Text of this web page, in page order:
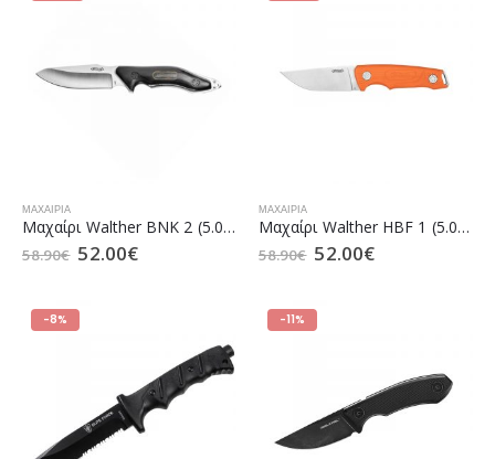
ΜΑΧΑΊΡΙΑ
Μαχαίρι Walther BNK 2 (5.0825)
58.90€ 52.00€
ΜΑΧΑΊΡΙΑ
Μαχαίρι Walther HBF 1 (5.0862)
58.90€ 52.00€
-8% -11%